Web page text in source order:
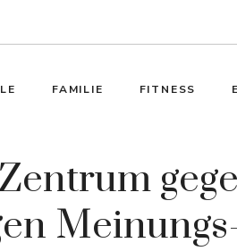
FAMILIE FITNESS